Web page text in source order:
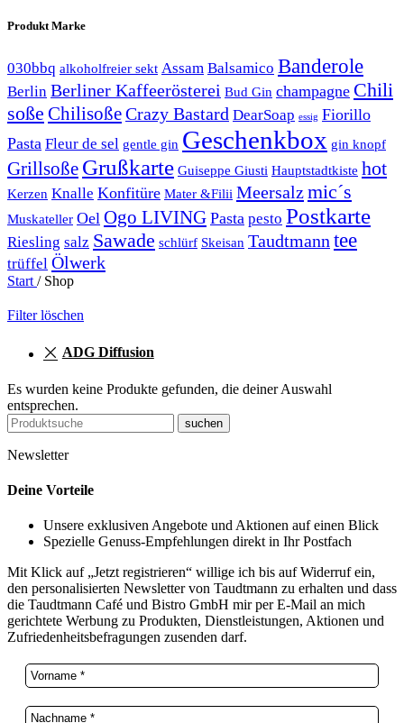
Produkt Marke
030bbq alkoholfreier sekt Assam Balsamico Banderole
Berlin Berliner Kaffeerösterei Bud Gin champagne Chili
soße ChilisoßeCrazy Bastard DearSoap essig Fiorillo
Pasta Fleur de sel gentle gin Geschenkbox gin knopf
Grillsoße Grußkarte Guiseppe Giusti Hauptstadtkiste hot
Kerzen Knalle Konfitüre Mater &Filii Meersalzmic´s
Muskateller Oel Ogo LIVING Pasta pesto Postkarte
Riesling salz Sawade schlürf Skeisan Taudtmann tee
trüffel Ölwerk
Start / Shop
Filter löschen
ADG Diffusion
Es wurden keine Produkte gefunden, die deiner Auswahl
entsprechen.
suchen
Newsletter
Deine Vorteile
Unsere exklusiven Angebote und Aktionen auf einen Blick
Spezielle Genuss-Empfehlungen direkt in Ihr Postfach
Mit Klick auf „Jetzt registrieren“ willige ich bis auf Widerruf ein,
den personalisierten Newsletter von Taudtmann zu erhalten und dass
die Taudtmann Café und Bistro GmbH mir per E-Mail an mich
gerichtete Werbung zu Produkten, Dienstleistungen, Aktionen und
Zufriedenheitsbefragungen zusenden darf.